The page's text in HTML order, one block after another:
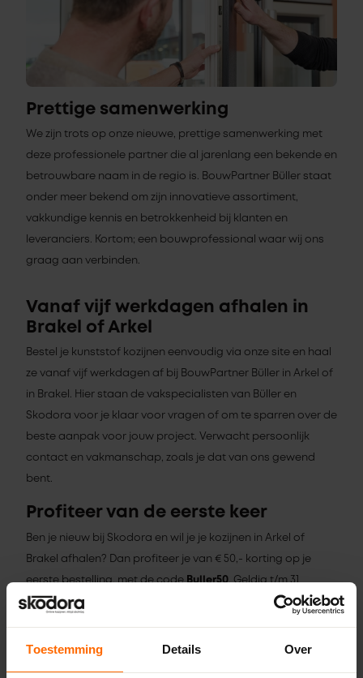
Toestemming Details Over
Prettige samenwerking
We zijn trots op onze nieuwe, prettige samenwerking met
deze professionele partner die al jarenlang een bekende en
betrouwbare naam in de regio is. BouwPartner Büller staat
onder meer bekend om zijn innovatieve assortiment,
vakkundige kennis en betrokkenheid bij klanten en
leveranciers. Kortom; een bouwprofessional waar wij ons
graag aan verbinden.
Vanaf vijf werkdagen afhalen in
Brakel of Arkel
Bestel je kunststof kozijnen eenvoudig via onze site en haal
ze vanaf vijf werkdagen af bij BouwPartner Büller in Arkel of
in Brakel. Hier staan de vakspecialisten van Büller en
Skodora voor je klaar voor vragen of om te sparren over de
beste aanpak voor jouw project. Verwacht persoonlijk
contact en vakmanschap, zoals je dat van ons gewend
bent.
Profiteer van de eerste keer
Ben je nieuw bij Skodora en wil je je kozijnen in Arkel of
Brakel afhalen? Dan profiteer je van € 50,- korting op je
eerste bestelling, met de code Buller50 . Geldig t/m 31
augustus 2026.